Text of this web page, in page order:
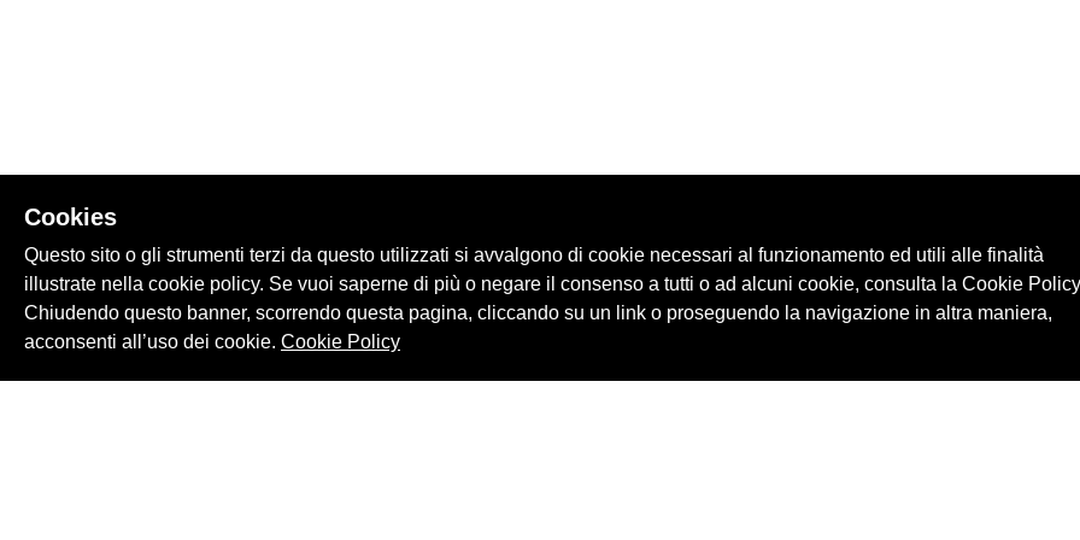
Cookies
Questo sito o gli strumenti terzi da questo utilizzati si avvalgono di cookie necessari al funzionamento ed utili alle finalità
illustrate nella cookie policy. Se vuoi saperne di più o negare il consenso a tutti o ad alcuni cookie, consulta la Cookie
Chiudendo questo banner, scorrendo questa pagina, cliccando su un link o proseguendo la navigazione in altra maniera,
acconsenti all’uso dei cookie. Cookie Policy